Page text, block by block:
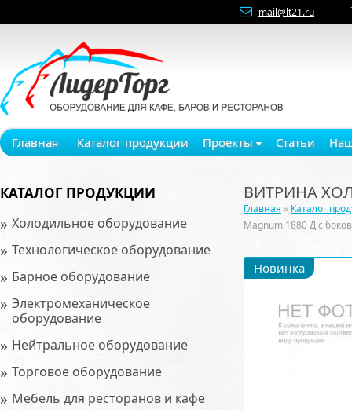
mail@lt21.ru
Главная Каталог продукции Проекты Статьи
КАТАЛОГ ПРОДУКЦИИ
» Холодильное оборудование
» Технологическое оборудование
» Барное оборудование
» Электромеханическое
оборудование
» Нейтральное оборудование
» Торговое оборудование
» Мебель для ресторанов и кафе
ВИТРИНА
Главная » Каталог
Magnum 1880 Д с
Новинка